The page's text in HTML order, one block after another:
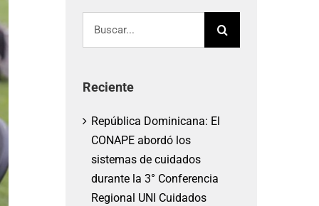
Reciente
República Dominicana: El
CONAPE abordó los
sistemas de cuidados
durante la 3° Conferencia
Regional UNI Cuidados